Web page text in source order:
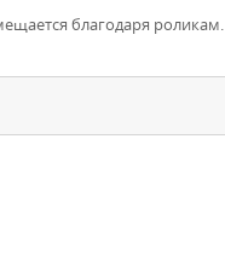
благодаря роликам.